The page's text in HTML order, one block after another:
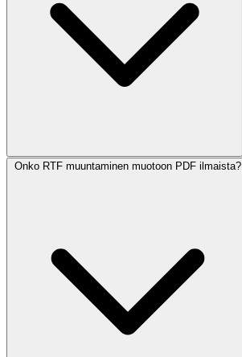
Onko RTF muuntaminen muotoon PDF ilmaista?